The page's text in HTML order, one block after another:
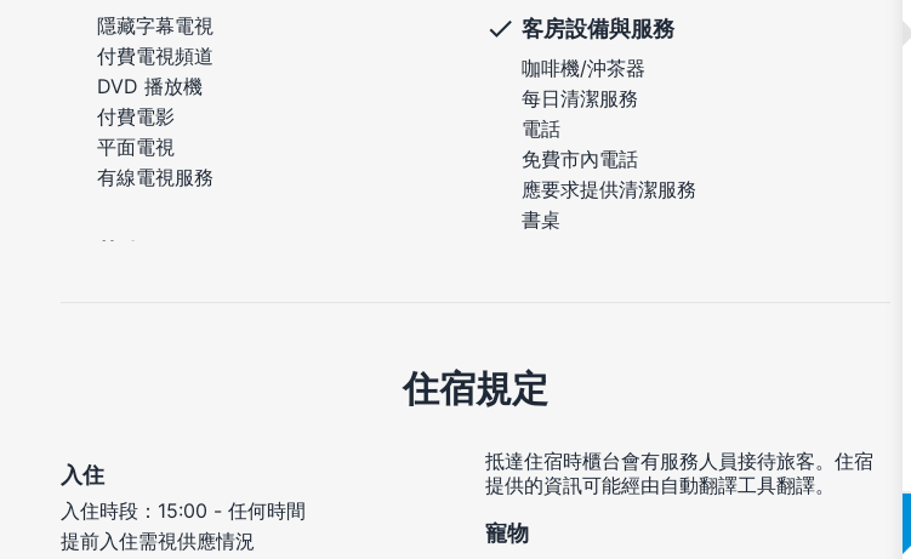
隱藏字幕電視
付費電視頻道
DVD 播放機
付費電影
平面電視
有線電視服務
客房設備與服務
咖啡機/沖茶器
每日清潔服務
電話
免費市內電話
應要求提供清潔服務
書桌
住宿規定
入住
入住時段：15:00 - 任何時間
提前入住需視供應情況
抵達住宿時櫃台會有服務人員接待旅客。住宿
提供的資訊可能經由自動翻譯工具翻譯。
寵物